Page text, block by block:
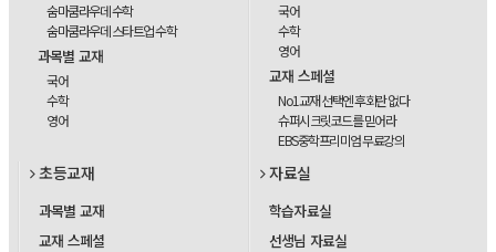
숨마쿰라우데 수학
숨마쿰라우데 스타트업 수학
과목별 교재
국어
수학
영어
국어
수학
영어
교재 스페셜
No1교재 선택엔 후회란 없다
슈퍼시크릿코드를 믿어라
EBS중학프리미엄 무료강의
초등교재
과목별 교재
교재 스페셜
자료실
학습자료실
선생님 자료실